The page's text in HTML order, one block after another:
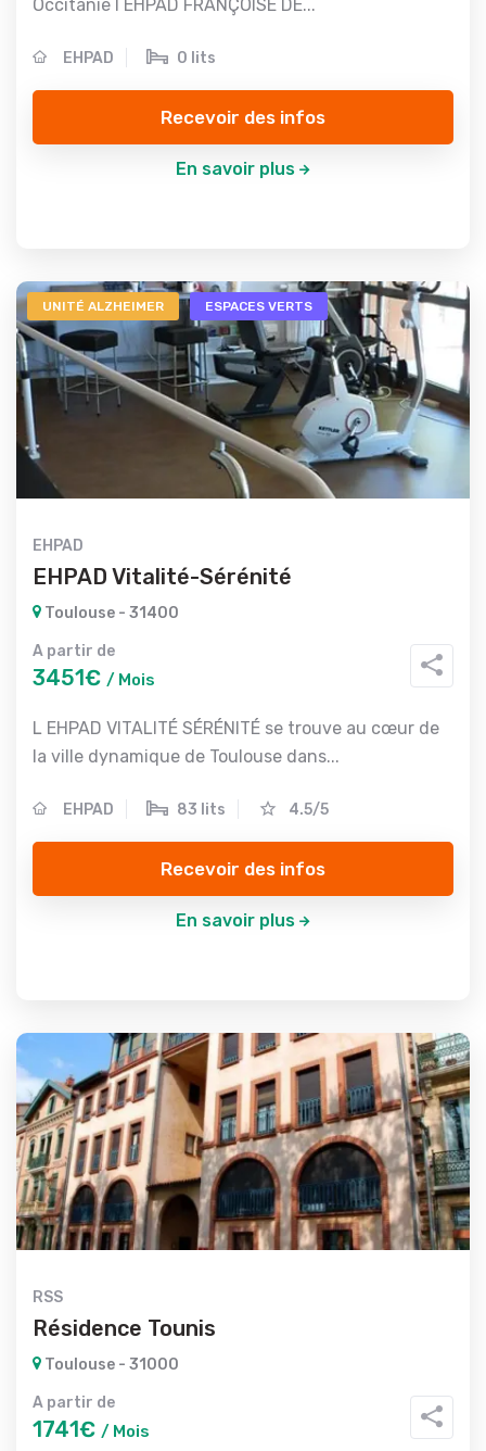
Occitanie l EHPAD FRANÇOISE DE...
EHPAD 0 lits
Recevoir des infos
En savoir plus
UNITÉ ALZHEIMER ESPACES VERTS
EHPAD
EHPAD Vitalité-Sérénité
Toulouse - 31400
A partir de
3451€ / Mois
L EHPAD VITALITÉ SÉRÉNITÉ se trouve au cœur de
la ville dynamique de Toulouse dans...
EHPAD 83 lits 4.5/5
Recevoir des infos
En savoir plus
RSS
Résidence Tounis
Toulouse - 31000
A partir de
1741€ / Mois